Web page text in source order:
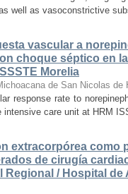
well as vasoconstrictive
vascular a
choque séptico en
Morelia
de San Nicolas de
response rate to
care unit at HRM
extracorpórea como
de cirugía
/ Hospital de